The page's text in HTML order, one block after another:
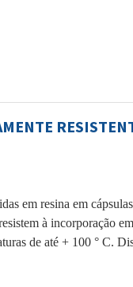
em resina em
à incorporação
de até + 100 ° C.